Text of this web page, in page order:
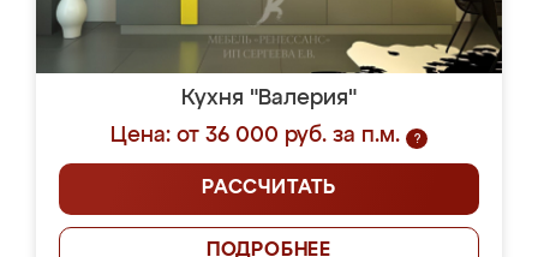
Кухня "Валерия"
Цена: от 36 000 руб. за п.м.
?
РАССЧИТАТЬ
ПОДРОБНЕЕ